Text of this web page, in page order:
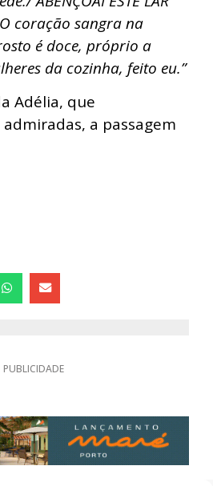
coração sangra na
é doce, próprio a
da cozinha, feito eu.”
Adélia, que
a passagem
PUBLICIDADE